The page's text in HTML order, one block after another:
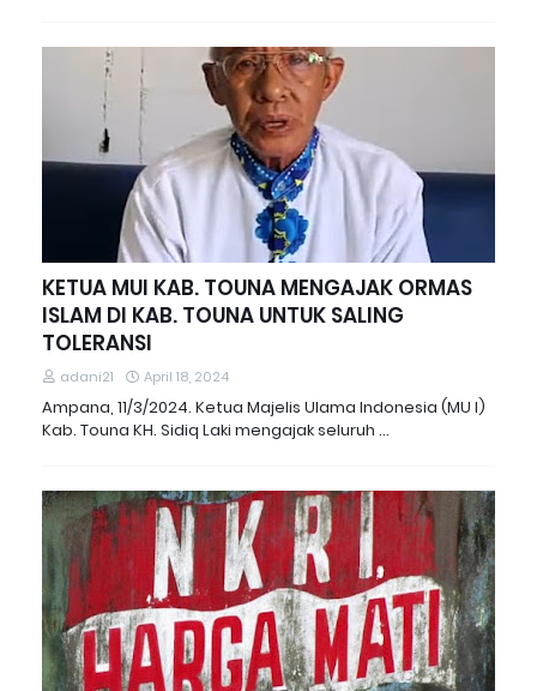
KETUA MUI KAB. TOUNA MENGAJAK ORMAS
ISLAM DI KAB. TOUNA UNTUK SALING
TOLERANSI
adani21 April 18, 2024
Ampana, 11/3/2024. Ketua Majelis Ulama Indonesia (MU I)
Kab. Touna KH. Sidiq Laki mengajak seluruh …